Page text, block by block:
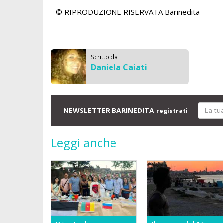
© RIPRODUZIONE RISERVATA Barinedita
Scritto da
Daniela Caiati
NEWSLETTER BARINEDITA registrati
Leggi anche